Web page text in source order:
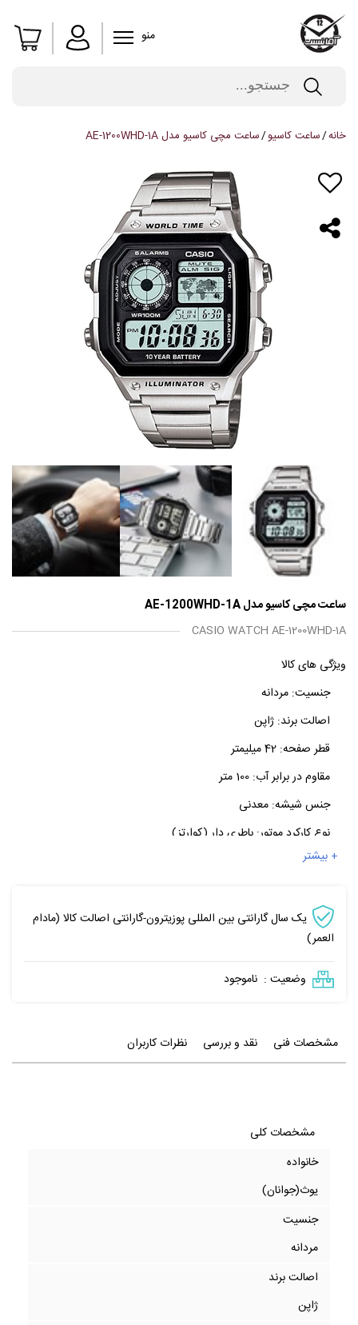
منو
خانه ساعت کاسیو ساعت مچی کاسیو مدل AE-1200WHD-1A
ساعت مچی کاسیو مدل AE-1200WHD-1A
CASIO WATCH AE-1200WHD-1A
ویژگی های کالا
جنسیت: مردانه
اصالت برند: ژاپن
قطر صفحه: 42 میلیمتر
مقاوم در برابر آب: 100 متر
جنس شیشه: معدنی
نوع کارکرد موتور: باطری دار (کوارتز)
+ بیشتر
یک سال گارانتی بین المللی پوزیترون-گارانتی اصالت کالا (مادام
العمر)
وضعیت : ناموجود
مشخصات فنی نقد و بررسی نظرات کاربران
مشخصات کلی
خانواده
یوث(جوانان)
جنسیت
مردانه
اصالت برند
ژاپن